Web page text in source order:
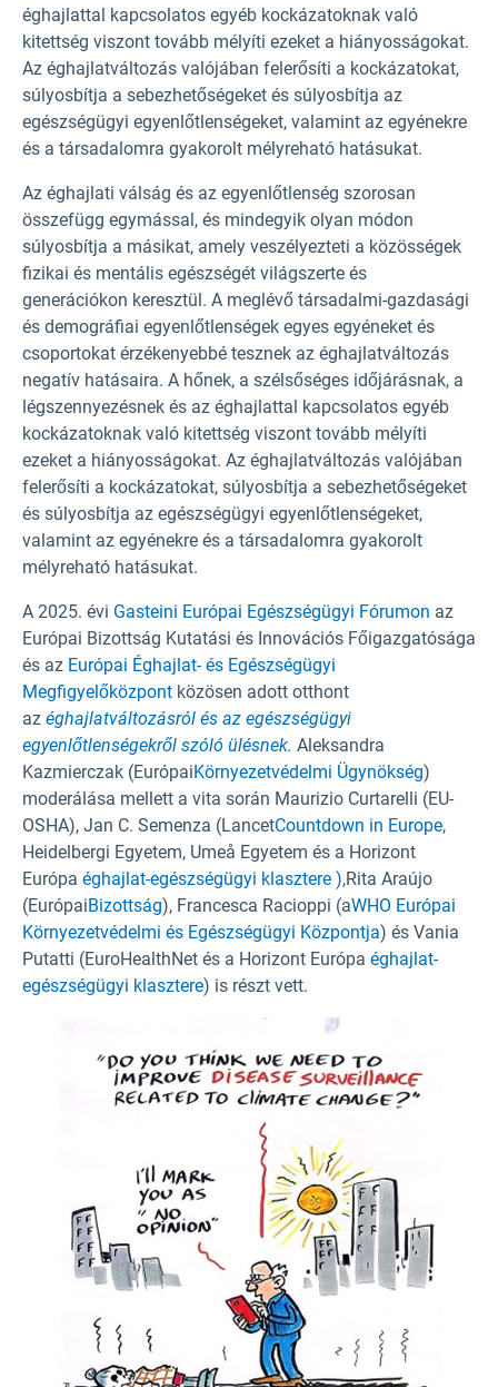
éghajlattal kapcsolatos egyéb kockázatoknak való
kitettség viszont tovább mélyíti ezeket a hiányosságokat.
Az éghajlatváltozás valójában felerősíti a kockázatokat,
súlyosbítja a sebezhetőségeket és súlyosbítja az
egészségügyi egyenlőtlenségeket, valamint az egyénekre
és a társadalomra gyakorolt mélyreható hatásukat.
Az éghajlati válság és az egyenlőtlenség szorosan
összefügg egymással, és mindegyik olyan módon
súlyosbítja a másikat, amely veszélyezteti a közösségek
fizikai és mentális egészségét világszerte és
generációkon keresztül. A meglévő társadalmi-gazdasági
és demográfiai egyenlőtlenségek egyes egyéneket és
csoportokat érzékenyebbé tesznek az éghajlatváltozás
negatív hatásaira. A hőnek, a szélsőséges időjárásnak, a
légszennyezésnek és az éghajlattal kapcsolatos egyéb
kockázatoknak való kitettség viszont tovább mélyíti
ezeket a hiányosságokat. Az éghajlatváltozás valójában
felerősíti a kockázatokat, súlyosbítja a sebezhetőségeket
és súlyosbítja az egészségügyi egyenlőtlenségeket,
valamint az egyénekre és a társadalomra gyakorolt
mélyreható hatásukat.
A 2025. évi Gasteini Európai Egészségügyi Fórumon az
Európai Bizottság Kutatási és Innovációs Főigazgatósága
és az Európai Éghajlat- és Egészségügyi
Megfigyelőközpont közösen adott otthont
az éghajlatváltozásról és az egészségügyi
egyenlőtlenségekről szóló ülésnek. Aleksandra
Kazmierczak (EurópaiKörnyezetvédelmi Ügynökség)
moderálása mellett a vita során Maurizio Curtarelli (EU-
OSHA), Jan C. Semenza (LancetCountdown in Europe,
Heidelbergi Egyetem, Umeå Egyetem és a Horizont
Európa éghajlat-egészségügyi klasztere ),Rita Araújo
(EurópaiBizottság), Francesca Racioppi (aWHO Európai
Környezetvédelmi és Egészségügyi Központja) és Vania
Putatti (EuroHealthNet és a Horizont Európa éghajlat-
egészségügyi klasztere) is részt vett.